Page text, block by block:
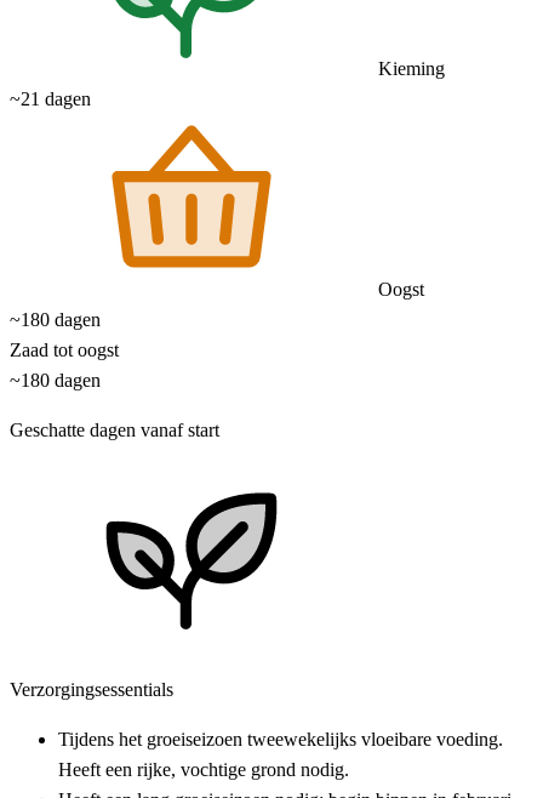
Kieming
~21 dagen
Oogst
~180 dagen
Zaad tot oogst
~180 dagen
Geschatte dagen vanaf start
Verzorgingsessentials
Tijdens het groeiseizoen tweewekelijks vloeibare voeding.
Heeft een rijke, vochtige grond nodig.